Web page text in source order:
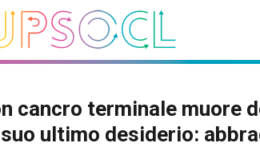
cancro terminale muore
ultimo desiderio: